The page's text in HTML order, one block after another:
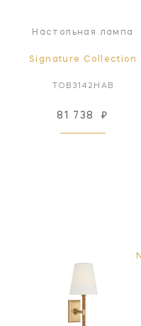
Настольная лампа
Signature Collection
TOB3142HAB
81 738 ₽